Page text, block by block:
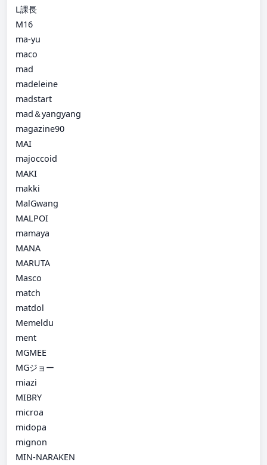
L課長
M16
ma-yu
maco
mad
madeleine
madstart
mad＆yangyang
magazine90
MAI
majoccoid
MAKI
makki
MalGwang
MALPOI
mamaya
MANA
MARUTA
Masco
match
matdol
Memeldu
ment
MGMEE
MGジョー
miazi
MIBRY
microa
midopa
mignon
MIN-NARAKEN